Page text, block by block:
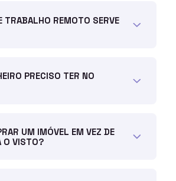
TRABALHO REMOTO SERVE
PRECISO TER NO
UM IMÓVEL EM VEZ DE
O VISTO?